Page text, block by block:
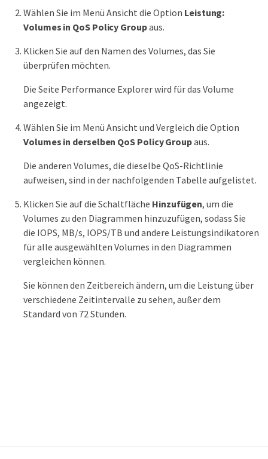
Wählen Sie im Menü Ansicht die Option Leistung:
Volumes in QoS Policy Groupaus.
Klicken Sie auf den Namen des Volumes, das Sie
überprüfen möchten.
Die Seite Performance Explorer wird für das Volume
angezeigt.
Wählen Sie im Menü Ansicht und Vergleich die Option
Volumes in derselben QoS Policy Groupaus.
Die anderen Volumes, die dieselbe QoS-Richtlinie
aufweisen, sind in der nachfolgenden Tabelle aufgelistet.
Klicken Sie auf die Schaltfläche Hinzufügen, um die
Volumes zu den Diagrammen hinzuzufügen, sodass Sie
die IOPS, MB/s, IOPS/TB und andere Leistungsindikatoren
für alle ausgewählten Volumes in den Diagrammen
vergleichen können.
Sie können den Zeitbereich ändern, um die Leistung über
verschiedene Zeitintervalle zu sehen, außer dem
Standard von 72 Stunden.